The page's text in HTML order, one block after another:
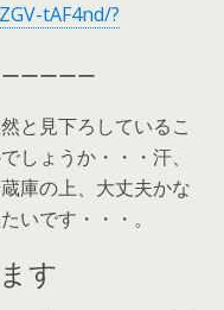
tAF4nd/?
ーーーー
と見下ろしているこ
しょうか・・・汗、
庫の上、大丈夫かな
いです・・・。
す